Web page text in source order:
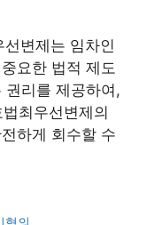
변제는 임차인
요한 법적 제도
권리를 제공하여,
최우선변제의
하게 회수할 수